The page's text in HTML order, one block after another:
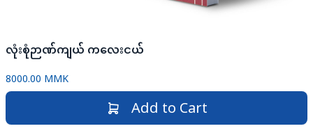
လုံးစုံဉာဏ်ကျယ် ကလေးငယ်
8000.00 MMK
Add to Cart